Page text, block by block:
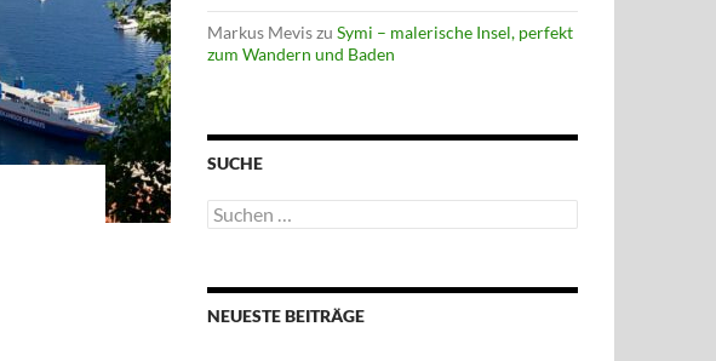
Markus Meviszu Symi – malerische Insel, perfekt
zum Wandern und Baden
SUCHE
Suchen
nach:
NEUESTE BEITRÄGE